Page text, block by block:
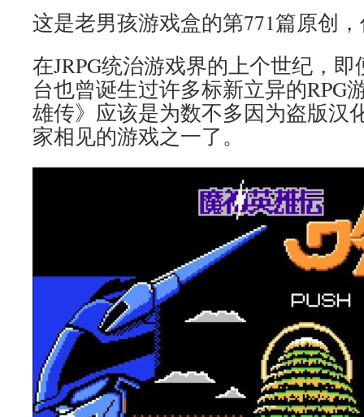
这是老男孩游戏盒的第771篇原创
在JRPG统治游戏界的上个世纪，
台也曾诞生过许多标新立异的RPG
雄传》应该是为数不多因为盗版汉
家相见的游戏之一了。